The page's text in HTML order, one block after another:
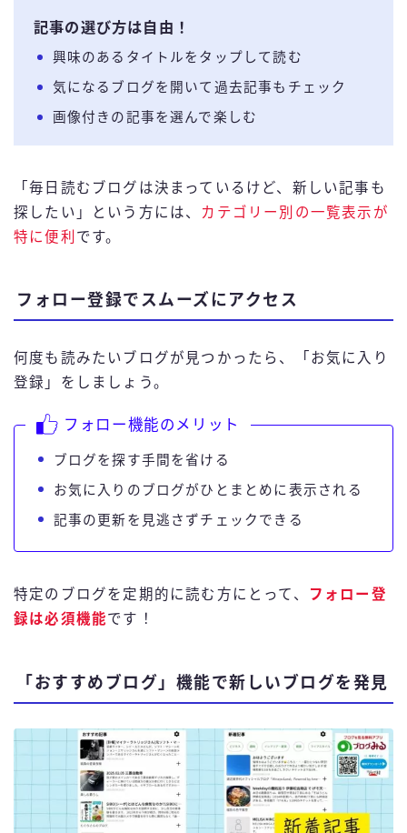
記事の選び方は自由！
興味のあるタイトルをタップして読む
気になるブログを開いて過去記事もチェック
画像付きの記事を選んで楽しむ
「毎日読むブログは決まっているけど、新しい記事も
探したい」という方には、 カテゴリー別の一覧表示が
特に便利 です。
フォロー登録でスムーズにアクセス
何度も読みたいブログが見つかったら、「お気に入り
登録」をしましょう。
フォロー機能のメリット
ブログを探す手間を省ける
お気に入りのブログがひとまとめに表示される
記事の更新を見逃さずチェックできる
特定のブログを定期的に読む方にとって、
フォロー登
録は必須機能です！
「おすすめブログ」機能で新しいブログを発見